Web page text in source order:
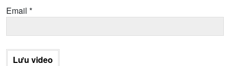
Email *
Lưu video